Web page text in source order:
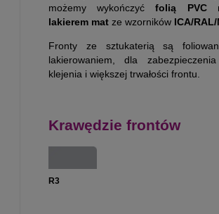
możemy wykończyćfolią PVC
lakierem mat ze wzorników ICA/RAL/
Fronty ze sztukaterią są
lakierowaniem, dla
klejenia i większej trwałości frontu.
Krawędzie frontów
R3